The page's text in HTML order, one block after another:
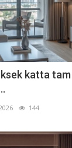
katta tam
144